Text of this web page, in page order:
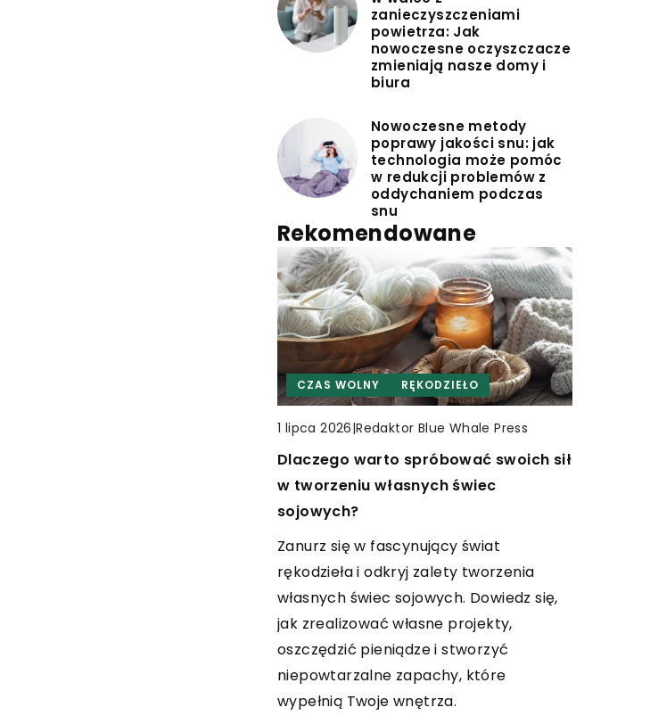
zanieczyszczeniami
powietrza: Jak
nowoczesne oczyszczacze
zmieniają nasze domy i
biura
Nowoczesne metody
poprawy jakości snu: jak
technologia może pomóc
w redukcji problemów z
oddychaniem podczas
snu
Rekomendowane
20 czerwca 2024|Redaktor Blue Whale Press
Jak dobrze dobrać skarpety dla
małych miłośników górskich
wędrówek?
Artykuł poświęcony tematowi wyboru
odpowiednich skarpet dla dzieci na
górskie wędrówki. Poznaj wskazówki,
które pomogą Twojemu maluchowi
cieszyć się komfortem i
bezpieczeństwem podczas przygód w
CZAS WOLNY RĘKODZIEŁO
1 lipca 2026|Redaktor Blue Whale Press
Dlaczego warto spróbować swoich sił
w tworzeniu własnych świec
sojowych?
Zanurz się w fascynujący świat
rękodzieła i odkryj zalety tworzenia
własnych świec sojowych. Dowiedz się,
jak zrealizować własne projekty,
oszczędzić pieniądze i stworzyć
niepowtarzalne zapachy, które
wypełnią Twoje wnętrza.
TURYSTYKA
30 lipca 2023|Redaktor Blue Whale Press
Podróż życia: odkrywanie
niezwykłości Parku Narodowego
Torres del Paine
Odkryj fascynujący Park Narodowy
Torres del Paine w naszym
szczegółowym przewodniku. Dowiedz
się, co czyni go niezwykle wyjątkowym,
jak się tam dostać, co zobaczyć i jakie
doświadczenia czekają w tej podróży